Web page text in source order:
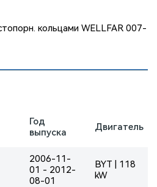
Год
выпуска
Двигатель
2006-11-
01 - 2012-
08-01
BYT | 118
kW